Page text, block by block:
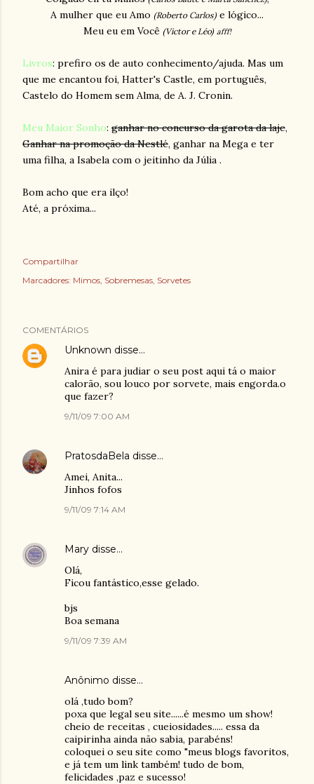
A mulher que eu Amo (Roberto Carlos)e lógico...
Meu eu em Você (Victor e Léo) afff!
Livros: prefiro os de auto conhecimento/ajuda. Mas um
que me encantou foi, Hatter's Castle, em português,
Castelo do Homem sem Alma, de A. J. Cronin.
Meu Maior Sonho: ganhar no concurso da garota da laje,
Ganhar na promoção da Nestlé, ganhar na Mega e ter
uma filha, a Isabela com o jeitinho da Júlia .
Bom acho que era ilço!
Até, a próxima...
Compartilhar
Marcadores: Mimos Sobremesas Sorvetes
COMENTÁRIOS
Unknown disse…
Anira é para judiar o seu post aqui tá o maior
calorão, sou louco por sorvete, mais engorda.o
que fazer?
9/11/09 7:00 AM
PratosdaBela disse…
Amei, Anita...
Jinhos fofos
9/11/09 7:14 AM
Mary disse…
Olá,
Ficou fantástico,esse gelado.
bjs
Boa semana
9/11/09 7:39 AM
Anônimo disse…
olá ,tudo bom?
poxa que legal seu site......é mesmo um show!
cheio de receitas , cueiosidades..... essa da
caipirinha ainda não sabia, parabéns!
coloquei o seu site como "meus blogs favoritos,
e já tem um link também! tudo de bom,
felicidades ,paz e sucesso!